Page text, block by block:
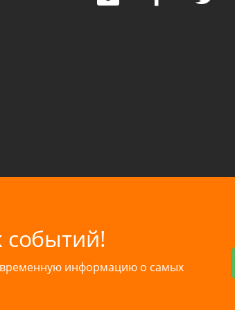
событий!
информацию о самых